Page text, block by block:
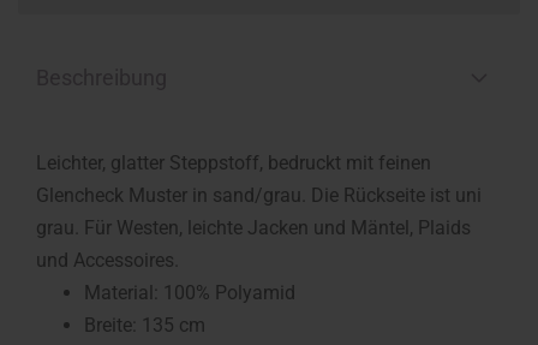
Leichter, glatter Steppstoff, bedruckt mit feinen
Glencheck Muster in sand/grau. Die Rückseite ist uni
grau. Für Westen, leichte Jacken und Mäntel, Plaids
und Accessoires.
Material: 100% Polyamid
Breite: 135 cm